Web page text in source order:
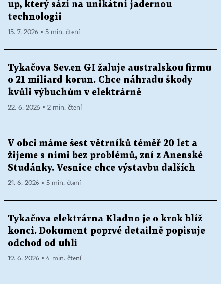
up, který sází na unikátní jadernou
technologii
15. 7. 2026 ▪ 5 min. čtení
Tykačova Sev.en GI žaluje australskou firmu
o 21 miliard korun. Chce náhradu škody
kvůli výbuchům v elektrárně
22. 6. 2026 ▪ 2 min. čtení
V obci máme šest větrníků téměř 20 let a
žijeme s nimi bez problémů, zní z Anenské
Studánky. Vesnice chce výstavbu dalších
21. 6. 2026 ▪ 5 min. čtení
Tykačova elektrárna Kladno je o krok blíž
konci. Dokument poprvé detailně popisuje
odchod od uhlí
19. 6. 2026 ▪ 4 min. čtení